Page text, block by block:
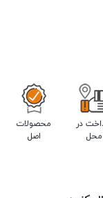
در
محل
محصولات
اصل